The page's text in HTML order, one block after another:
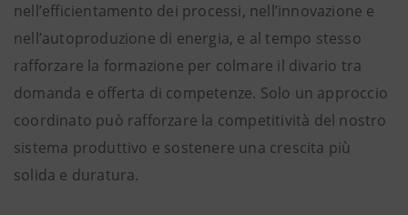
nell’efficientamento dei processi, nell’innovazione e
nell’autoproduzione di energia, e al tempo stesso
rafforzare la formazione per colmare il divario tra
domanda e offerta di competenze. Solo un approccio
coordinato può rafforzare la competitività del nostro
sistema produttivo e sostenere una crescita più
solida e duratura.